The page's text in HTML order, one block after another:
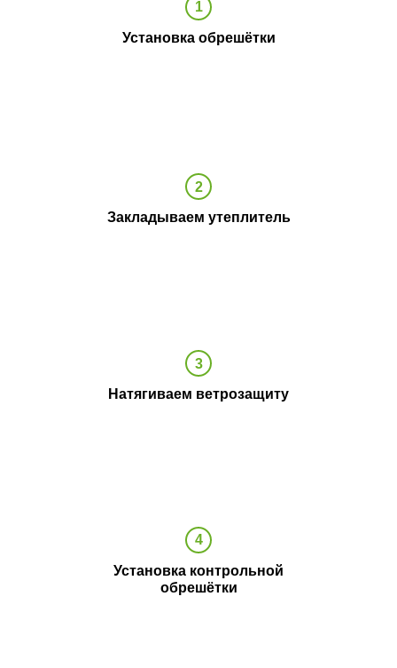
Установка обрешётки
Закладываем утеплитель
Натягиваем ветрозащиту
Установка контрольной
обрешётки